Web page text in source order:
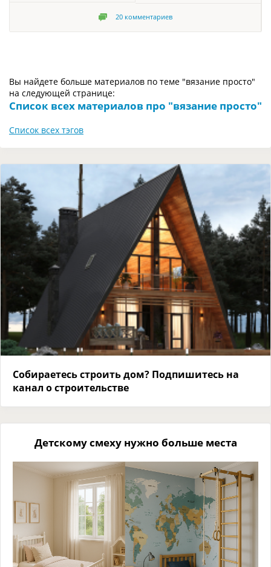
20 комментариев
Вы найдете больше материалов по теме "вязание просто"
на следующей странице:
Список всех материалов про "вязание просто"
Список всех тэгов
Собираетесь строить дом? Подпишитесь на
канал о строительстве
Детскому смеху нужно больше места